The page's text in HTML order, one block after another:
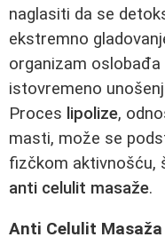
naglasiti da se
ekstremno
organizam
istovremeno
Proces lipolize,
masti, može se
fizčkom aktivnošću,
anti celulit masaže.
Anti Celulit